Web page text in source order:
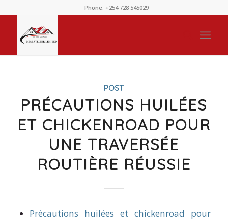
Phone: +254 728 545029
POST
PRÉCAUTIONS HUILÉES
ET CHICKENROAD POUR
UNE TRAVERSÉE
ROUTIÈRE RÉUSSIE
Précautions huilées et chickenroad pour